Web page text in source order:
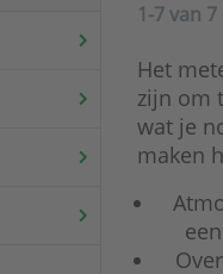
1-7van 7
Het
zijn om
wat je
maken